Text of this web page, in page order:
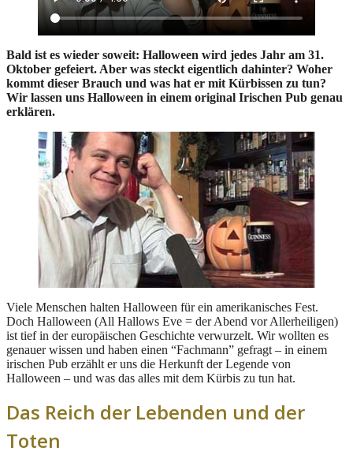
Bald ist es wieder soweit: Halloween wird jedes Jahr am 31.
Oktober gefeiert. Aber was steckt eigentlich dahinter? Woher
kommt dieser Brauch und was hat er mit Kürbissen zu tun?
Wir lassen uns Halloween in einem original Irischen Pub genau
erklären.
Viele Menschen halten Halloween für ein amerikanisches Fest.
Doch Halloween (All Hallows Eve = der Abend vor Allerheiligen)
ist tief in der europäischen Geschichte verwurzelt. Wir wollten es
genauer wissen und haben einen “Fachmann” gefragt – in einem
irischen Pub erzählt er uns die Herkunft der Legende von
Halloween – und was das alles mit dem Kürbis zu tun hat.
Das Reich der Lebenden und der
Toten